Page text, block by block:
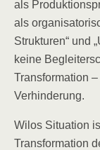
als
als
Strukturen“ und
keine
Transformation
Verhinderung.
Wilos Situation
Transformation